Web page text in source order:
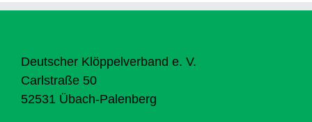
Deutscher Klöppelverband e. V.
Carlstraße 50
52531 Übach-Palenberg